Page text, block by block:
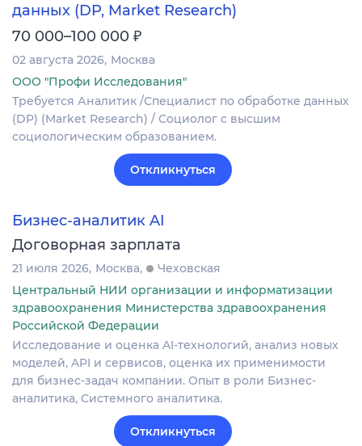
данных (DP, Market Research)
70 000–100 000 ₽
02 августа 2026 Москва
ООО "Профи Исследования"
Требуется Аналитик /Специалист по обработке данных
(DP) (Market Research) / Социолог с высшим
социологическим образованием.
Откликнуться
Бизнес-аналитик AI
Договорная зарплата
21 июля 2026 Москва
Чеховская
Центральный НИИ организации и информатизации
здравоохранения Министерства здравоохранения
Российской Федерации
Исследование и оценка AI-технологий, анализ новых
моделей, API и сервисов, оценка их применимости
для бизнес-задач компании. Опыт в роли Бизнес-
аналитика, Системного аналитика.
Откликнуться